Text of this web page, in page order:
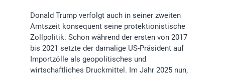
Donald Trump verfolgt auch in seiner zweiten
Amtszeit konsequent seine protektionistische
Zollpolitik. Schon während der ersten von 2017
bis 2021 setzte der damalige US-Präsident auf
Importzölle als geopolitisches und
wirtschaftliches Druckmittel. Im Jahr 2025 nun,